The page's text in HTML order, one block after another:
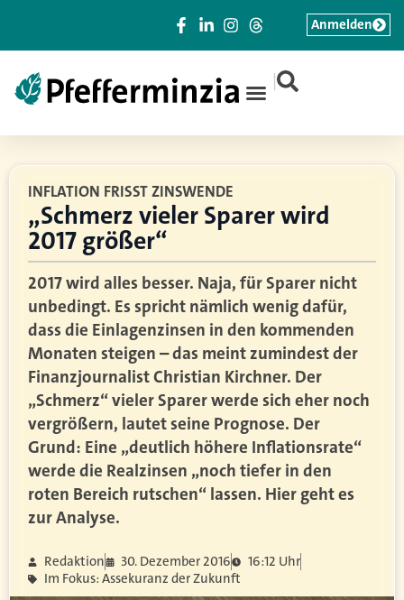
|
Anmelden
INFLATION FRISST ZINSWENDE
„Schmerz vieler Sparer wird
2017 größer“
2017 wird alles besser. Naja, für Sparer nicht
unbedingt. Es spricht nämlich wenig dafür,
dass die Einlagenzinsen in den kommenden
Monaten steigen – das meint zumindest der
Finanzjournalist Christian Kirchner. Der
„Schmerz“ vieler Sparer werde sich eher noch
vergrößern, lautet seine Prognose. Der
Grund: Eine „deutlich höhere Inflationsrate“
werde die Realzinsen „noch tiefer in den
roten Bereich rutschen“ lassen. Hier geht es
zur Analyse.
Redaktion 30. Dezember 2016
16:12 Uhr
Im Fokus: Assekuranz der Zukunft